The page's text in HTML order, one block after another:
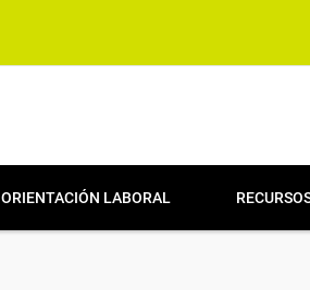
ORIENTACIÓN LABORAL